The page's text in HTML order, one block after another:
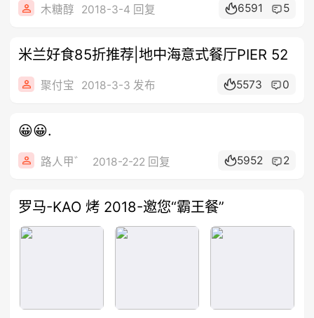
木糖醇 2018-3-4 回复 6591 5
米兰好食85折推荐|地中海意式餐厅PIER 52
聚付宝 2018-3-3 发布 5573 0
😀😀.
路人甲゛ 2018-2-22 回复 5952 2
罗马-KAO 烤 2018-邀您“霸王餐”